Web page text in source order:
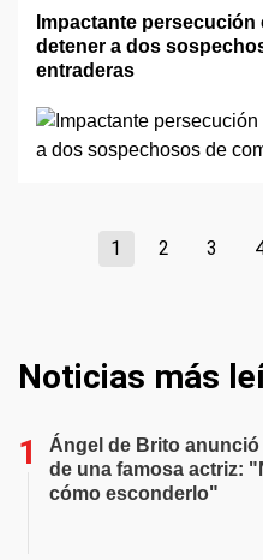
Impactante
detener a dos
entraderas
1 2 3
Noticias más
Ángel de Brito anunció
de una famosa actriz:
cómo esconderlo"